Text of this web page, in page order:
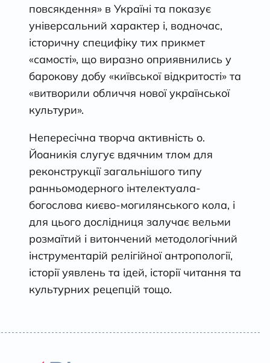
повсякдення» в Україні та показує
універсальний характер і, водночас,
історичну специфіку тих прикмет
«самості», що виразно оприявнились у
барокову добу «київської відкритості» та
«витворили обличчя нової української
культури».
Непересічна творча активність о.
Йоаникія слугує вдячним тлом для
реконструкції загальнішого типу
ранньомодерного інтелектуала-
богослова києво-могилянського кола, і
для цього дослідниця залучає вельми
розмаїтий і витончений методологічний
інструментарій релігійної антропології,
історії уявлень та ідей, історії читання та
культурних рецепцій тощо.